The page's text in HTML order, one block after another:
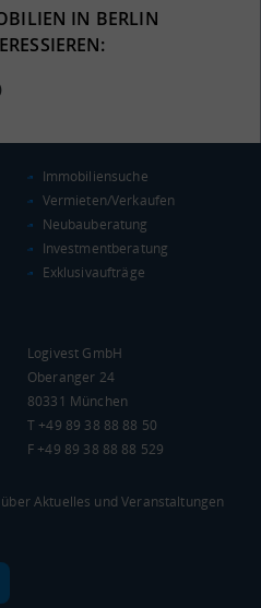
€
Bundesland
IN BERLIN
Immobiliensuche
Vermieten/Verkaufen
Neubauberatung
Investmentberatung
Exklusivaufträge
Logivest GmbH
Oberanger 24
80331 München
T +49 89 38 88 88 50
F +49 89 38 88 88 529
Aktuelles und Veranstaltungen